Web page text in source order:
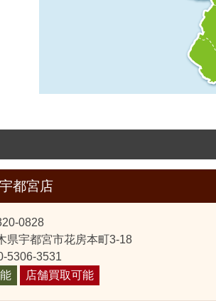
宇都宮店
0828
県宇都宮市花房本町3-18
5306-3531
店舗買取可能